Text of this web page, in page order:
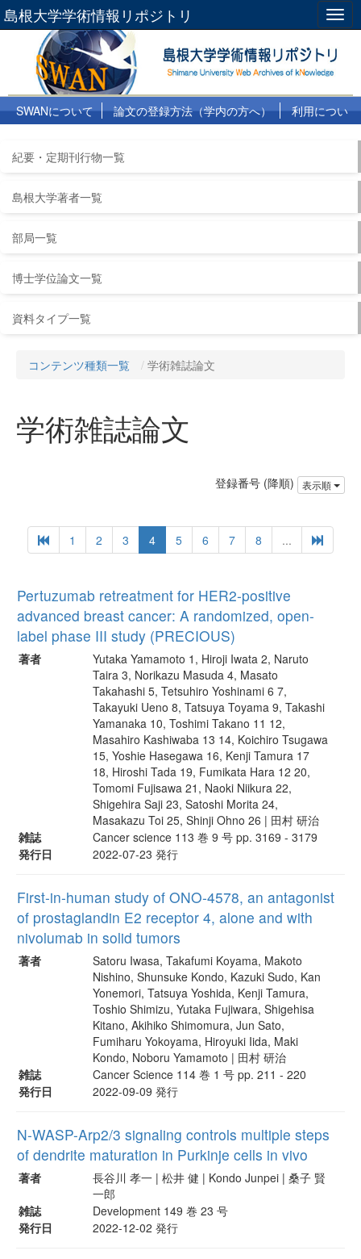
島根大学学術情報リポジトリ
SWANについて 論文の登録方法（学内の方へ）
利用につい
紀要・定期刊行物一覧
島根大学著者一覧
部局一覧
博士学位論文一覧
資料タイプ一覧
コンテンツ種類一覧 学術雑誌論文
学術雑誌論文
登録番号 (降順) 表示順
1 2 3 4 5 6 7 8 ...
Pertuzumab retreatment for HER2-positive
advanced breast cancer: A randomized, open-
label phase III study (PRECIOUS)
著者
Yutaka Yamamoto 1, Hiroji Iwata 2, Naruto
Taira 3, Norikazu Masuda 4, Masato
Takahashi 5, Tetsuhiro Yoshinami 6 7,
Takayuki Ueno 8, Tatsuya Toyama 9, Takashi
Yamanaka 10, Toshimi Takano 11 12,
Masahiro Kashiwaba 13 14, Koichiro Tsugawa
15, Yoshie Hasegawa 16, Kenji Tamura 17
18, Hiroshi Tada 19, Fumikata Hara 12 20,
Tomomi Fujisawa 21, Naoki Niikura 22,
Shigehira Saji 23, Satoshi Morita 24,
Masakazu Toi 25, Shinji Ohno 26 | 田村 研治
雑誌
Cancer science 113 巻 9 号 pp. 3169 - 3179
発行日
2022-07-23 発行
First-in-human study of ONO-4578, an antagonist
of prostaglandin E2 receptor 4, alone and with
nivolumab in solid tumors
著者
Satoru Iwasa, Takafumi Koyama, Makoto
Nishino, Shunsuke Kondo, Kazuki Sudo, Kan
Yonemori, Tatsuya Yoshida, Kenji Tamura,
Toshio Shimizu, Yutaka Fujiwara, Shigehisa
Kitano, Akihiko Shimomura, Jun Sato,
Fumiharu Yokoyama, Hiroyuki Iida, Maki
Kondo, Noboru Yamamoto | 田村 研治
雑誌
Cancer Science 114 巻 1 号 pp. 211 - 220
発行日
2022-09-09 発行
N-WASP-Arp2/3 signaling controls multiple steps
of dendrite maturation in Purkinje cells in vivo
著者
長谷川 孝一 | 松井 健 | Kondo Junpei | 桑子 賢
一郎
雑誌
Development 149 巻 23 号
発行日
2022-12-02 発行